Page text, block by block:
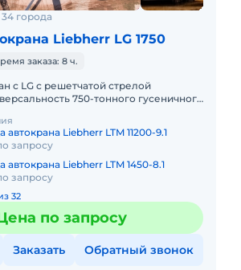
города
Liebherr LG 1750
заказа: 8 ч.
с LG с решетчатой стрелой
750-тонного гусеничного
автокрана Liebherr LTM 11200-9.1
запросу
автокрана Liebherr LTM 1450-8.1
запросу
32
по запросу
Заказать Обратный звонок